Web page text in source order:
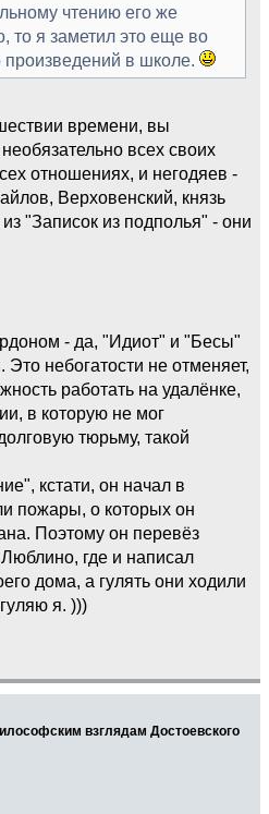
чтению его же
то я заметил это еще во
произведений в школе.
времени, вы
всех своих
отношениях, и негодяев -
Верховенский, князь
"Записок из подполья" - они
- да, "Идиот" и "Бесы"
небогатости не отменяет,
работать на удалёнке,
в которую не мог
тюрьму, такой
кстати, он начал в
пожары, о которых он
Поэтому он перевёз
где и написал
дома, а гулять они ходили
я. )))
взглядам Достоевского